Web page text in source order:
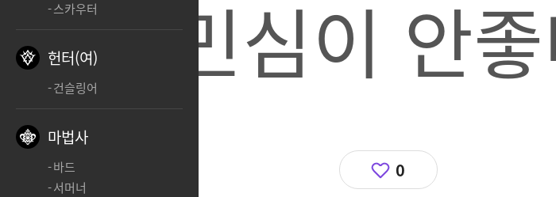
스트 민심이 안
0
스카우터
헌터(여)
건슬링어
마법사
바드
서머너